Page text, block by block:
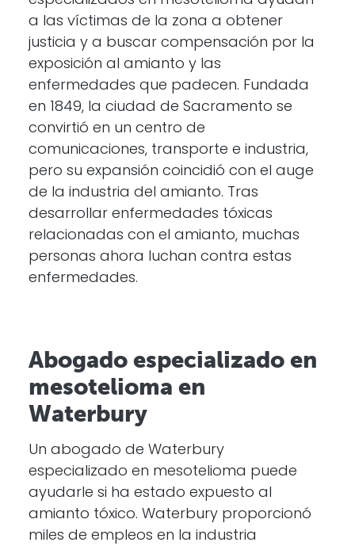
a las víctimas de la zona a obtener
justicia y a buscar compensación por la
exposición al amianto y las
enfermedades que padecen. Fundada
en 1849, la ciudad de Sacramento se
convirtió en un centro de
comunicaciones, transporte e industria,
pero su expansión coincidió con el auge
de la industria del amianto. Tras
desarrollar enfermedades tóxicas
relacionadas con el amianto, muchas
personas ahora luchan contra estas
enfermedades.
Abogado especializado en
mesotelioma en
Waterbury
Un abogado de Waterbury
especializado en mesotelioma puede
ayudarle si ha estado expuesto al
amianto tóxico. Waterbury proporcionó
miles de empleos en la industria